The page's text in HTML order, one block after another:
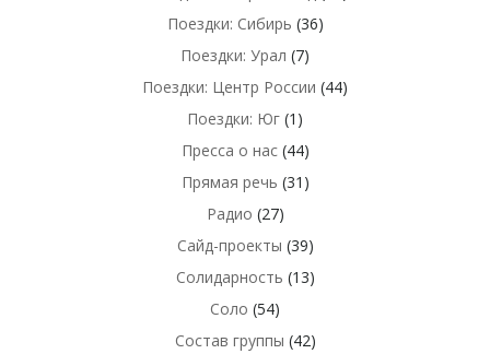
Поездки: Сибирь (36)
Поездки: Урал (7)
Поездки: Центр России (44)
Поездки: Юг (1)
Пресса о нас(44)
Прямая речь (31)
Радио (27)
Сайд-проекты (39)
Солидарность (13)
Соло (54)
Состав группы (42)